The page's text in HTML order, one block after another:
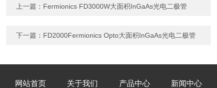
上一篇： Fermionics FD3000W大面积InGaAs光电二极管
下一篇： FD2000Fermionics Opto大面积InGaAs光电二极管
网站首页 关于我们 产品中心 新闻中心